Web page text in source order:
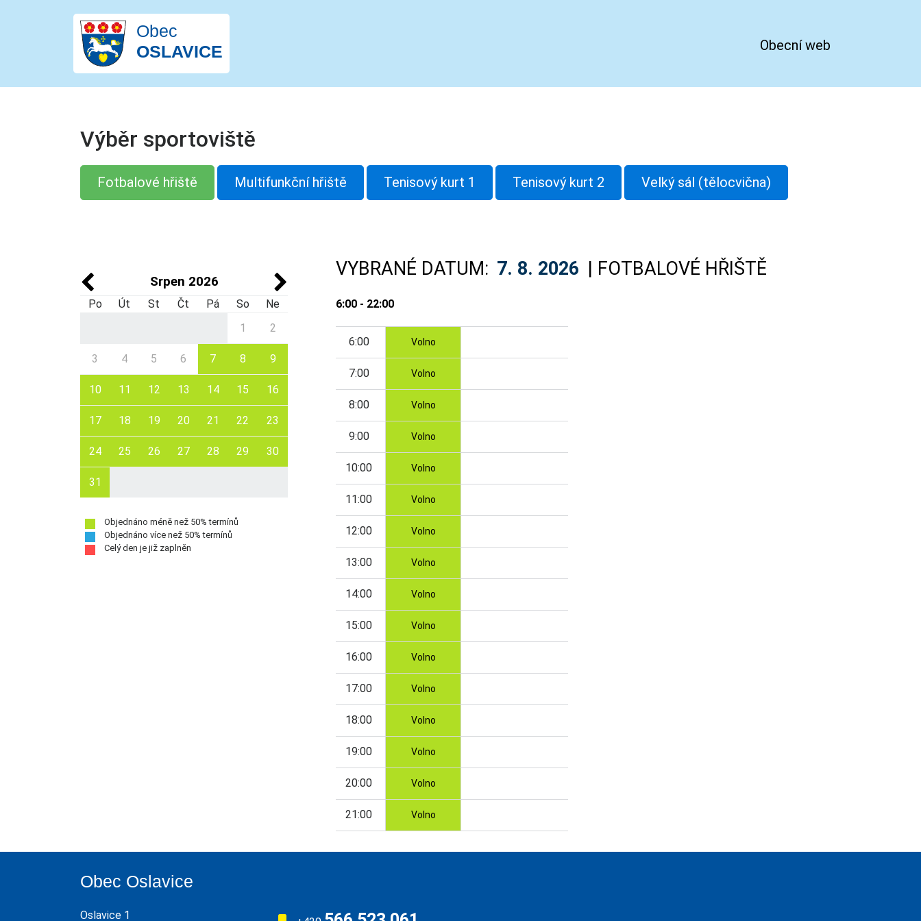
Obec
OSLAVICE
Obecní web
Výběr sportoviště
Fotbalové hřiště Multifunkční hřiště Tenisový kurt 1 Tenisový kurt 2 Velký sál (tělocvična)
Srpen 2026
Po Út St Čt Pá So
Ne
1
2
3 4 5 6 7 8 9
10 11 12 13 14 15 16
17 18 19 20 21 22 23
24 25 26 27 28 29 30
31
Objednáno méně než 50% termínů
Objednáno více než 50% termínů
Celý den je již zaplněn
VYBRANÉ DATUM: 7. 8. 2026 | FOTBALOVÉ HŘIŠTĚ
6:00 - 22:00
6:00 Volno
7:00 Volno
8:00 Volno
9:00 Volno
10:00 Volno
11:00 Volno
12:00 Volno
13:00 Volno
14:00 Volno
15:00 Volno
16:00 Volno
17:00 Volno
18:00 Volno
19:00 Volno
20:00 Volno
21:00 Volno
Obec Oslavice
Oslavice 1